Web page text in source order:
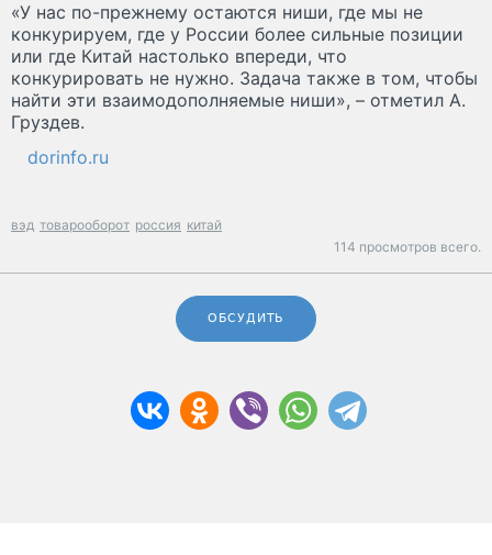
«У нас по-прежнему остаются ниши, где мы не
конкурируем, где у России более сильные позиции
или где Китай настолько впереди, что
конкурировать не нужно. Задача также в том, чтобы
найти эти взаимодополняемые ниши», – отметил А.
Груздев.
dorinfo.ru
вэд товарооборот россия китай
114 просмотров всего.
ОБСУДИТЬ